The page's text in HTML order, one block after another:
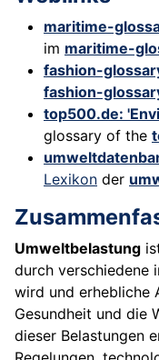
maritime-
im maritime-
fashion-
fashion-
top500.de:
glossary of the
Lexikon der
Umweltbelastung
durch verschiedene
wird und erhebliche
Gesundheit und die
dieser Belastungen